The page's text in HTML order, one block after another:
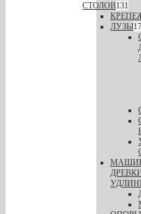
СТОЛОВ131
ЛУЗЫ17